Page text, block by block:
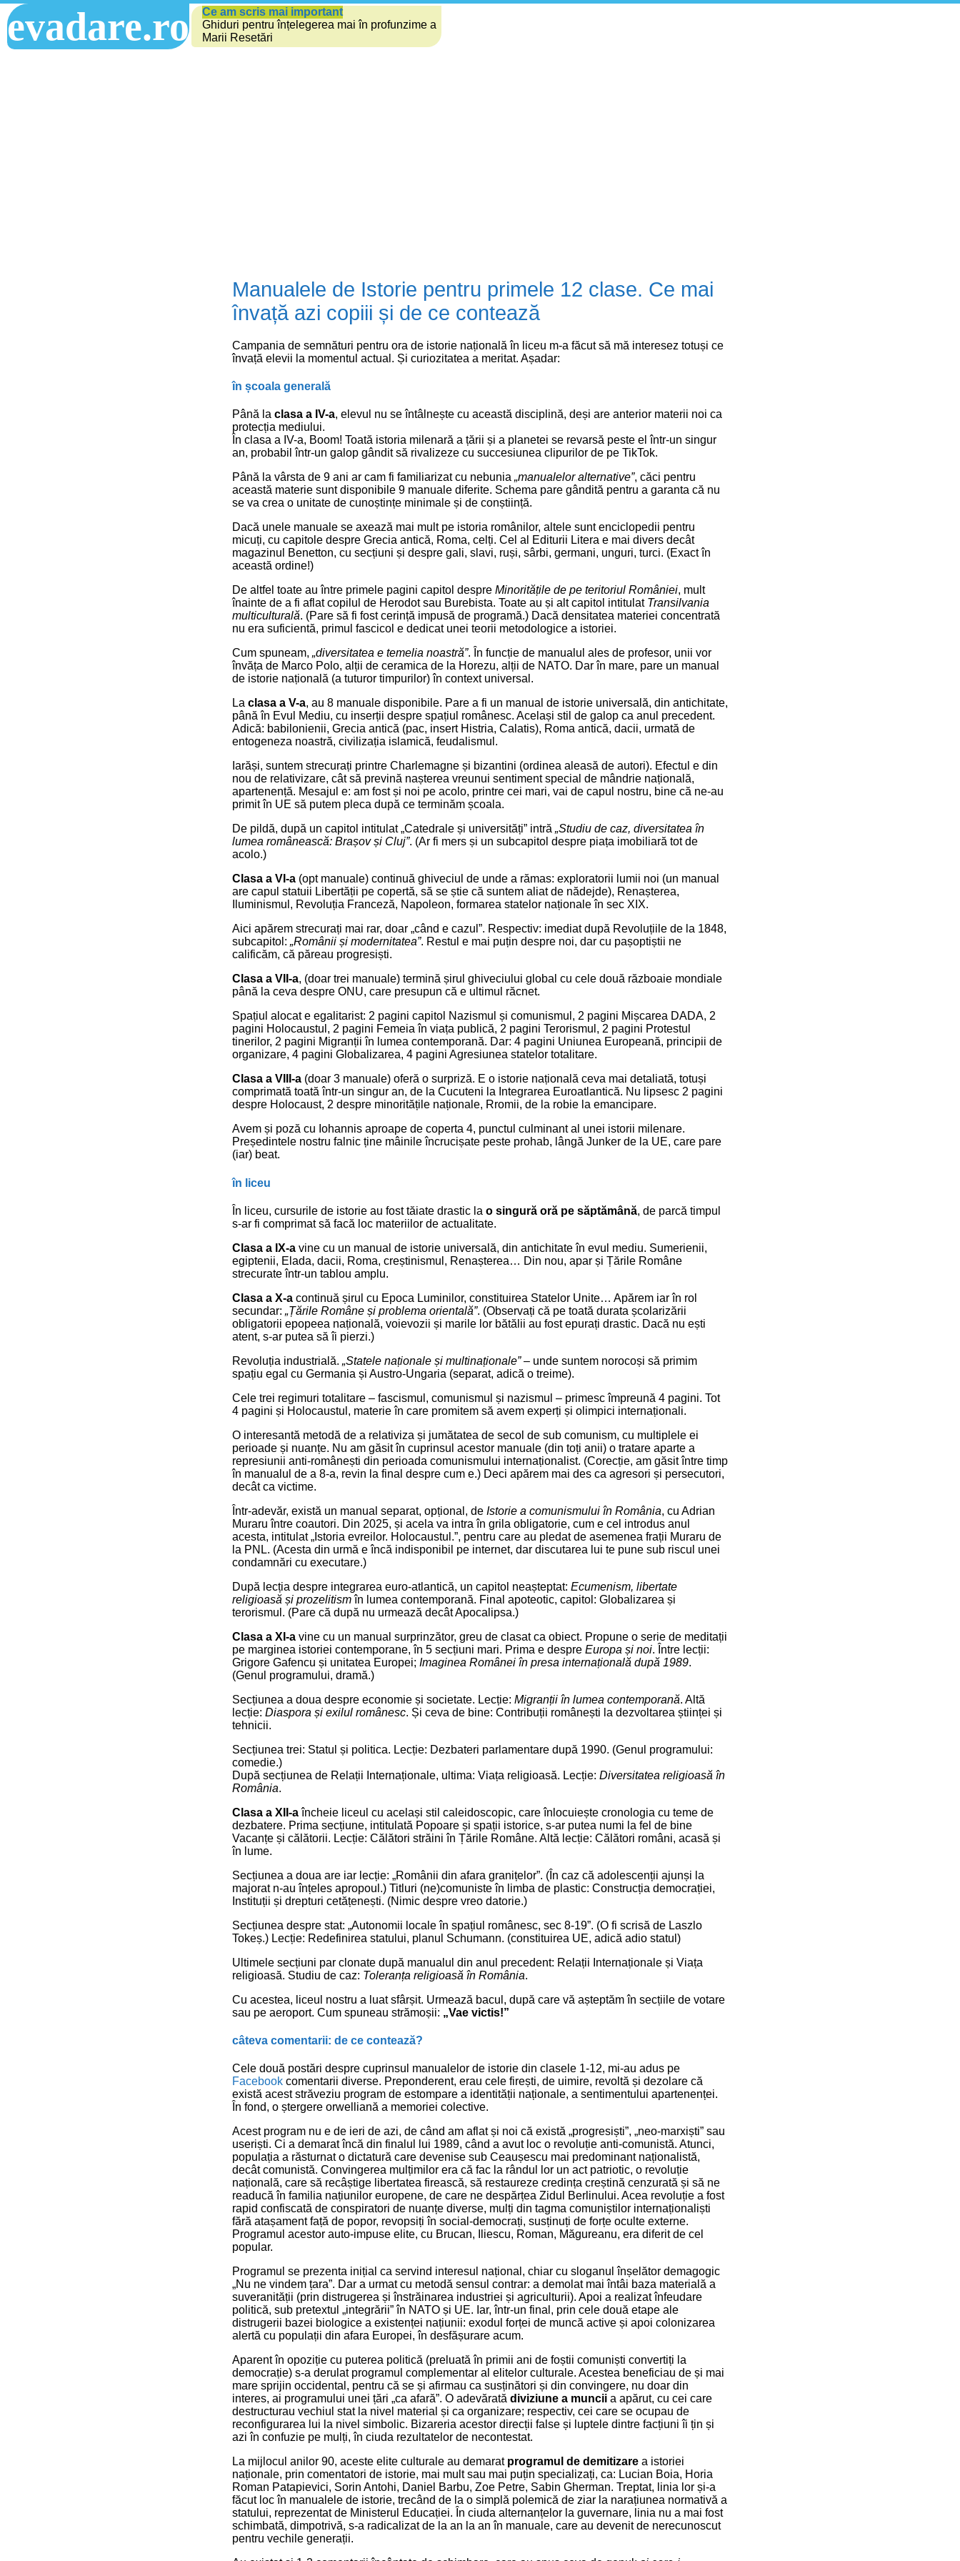
evadare.ro
Ce am scris mai important
Ghiduri pentru înțelegerea mai în profunzime a
Marii Resetări
Manualele de Istorie pentru primele 12 clase. Ce mai
învață azi copiii și de ce contează
Campania de semnături pentru ora de istorie națională în liceu m-a făcut să mă interesez totuși ce
învață elevii la momentul actual. Și curiozitatea a meritat. Așadar:
în școala generală
Până la clasa a IV-a, elevul nu se întâlnește cu această disciplină, deși are anterior materii noi ca
protecția mediului.
În clasa a IV-a, Boom! Toată istoria milenară a țării și a planetei se revarsă peste el într-un singur
an, probabil într-un galop gândit să rivalizeze cu succesiunea clipurilor de pe TikTok.
Până la vârsta de 9 ani ar cam fi familiarizat cu nebunia „manualelor alternative”, căci pentru
această materie sunt disponibile 9 manuale diferite. Schema pare gândită pentru a garanta că nu
se va crea o unitate de cunoștințe minimale și de conștiință.
Dacă unele manuale se axează mai mult pe istoria românilor, altele sunt enciclopedii pentru
micuți, cu capitole despre Grecia antică, Roma, celți. Cel al Editurii Litera e mai divers decât
magazinul Benetton, cu secțiuni și despre gali, slavi, ruși, sârbi, germani, unguri, turci. (Exact în
această ordine!)
De altfel toate au între primele pagini capitol despre Minoritățile de pe teritoriul României, mult
înainte de a fi aflat copilul de Herodot sau Burebista. Toate au și alt capitol intitulat Transilvania
multiculturală. (Pare să fi fost cerință impusă de programă.) Dacă densitatea materiei concentrată
nu era suficientă, primul fascicol e dedicat unei teorii metodologice a istoriei.
Cum spuneam, „diversitatea e temelia noastră”. În funcție de manualul ales de profesor, unii vor
învăța de Marco Polo, alții de ceramica de la Horezu, alții de NATO. Dar în mare, pare un manual
de istorie națională (a tuturor timpurilor) în context universal.
La clasa a V-a, au 8 manuale disponibile. Pare a fi un manual de istorie universală, din antichitate,
până în Evul Mediu, cu inserții despre spațiul românesc. Același stil de galop ca anul precedent.
Adică: babilonienii, Grecia antică (pac, insert Histria, Calatis), Roma antică, dacii, urmată de
entogeneza noastră, civilizația islamică, feudalismul.
Iarăși, suntem strecurați printre Charlemagne și bizantini (ordinea aleasă de autori). Efectul e din
nou de relativizare, cât să prevină nașterea vreunui sentiment special de mândrie națională,
apartenență. Mesajul e: am fost și noi pe acolo, printre cei mari, vai de capul nostru, bine că ne-au
primit în UE să putem pleca după ce terminăm școala.
De pildă, după un capitol intitulat „Catedrale și universități” intră „Studiu de caz, diversitatea în
lumea românească: Brașov și Cluj”. (Ar fi mers și un subcapitol despre piața imobiliară tot de
acolo.)
Clasa a VI-a (opt manuale) continuă ghiveciul de unde a rămas: exploratorii lumii noi (un manual
are capul statuii Libertății pe copertă, să se știe că suntem aliat de nădejde), Renașterea,
Iluminismul, Revoluția Franceză, Napoleon, formarea statelor naționale în sec XIX.
Aici apărem strecurați mai rar, doar „când e cazul”. Respectiv: imediat după Revoluțiile de la 1848,
subcapitol: „Românii și modernitatea”. Restul e mai puțin despre noi, dar cu pașoptiștii ne
calificăm, că păreau progresiști.
Clasa a VII-a, (doar trei manuale) termină șirul ghiveciului global cu cele două războaie mondiale
până la ceva despre ONU, care presupun că e ultimul răcnet.
Spațiul alocat e egalitarist: 2 pagini capitol Nazismul și comunismul, 2 pagini Mișcarea DADA, 2
pagini Holocaustul, 2 pagini Femeia în viața publică, 2 pagini Terorismul, 2 pagini Protestul
tinerilor, 2 pagini Migranții în lumea contemporană. Dar: 4 pagini Uniunea Europeană, principii de
organizare, 4 pagini Globalizarea, 4 pagini Agresiunea statelor totalitare.
Clasa a VIII-a (doar 3 manuale) oferă o surpriză. E o istorie națională ceva mai detaliată, totuși
comprimată toată într-un singur an, de la Cucuteni la Integrarea Euroatlantică. Nu lipsesc 2 pagini
despre Holocaust, 2 despre minoritățile naționale, Rromii, de la robie la emancipare.
Avem și poză cu Iohannis aproape de coperta 4, punctul culminant al unei istorii milenare.
Președintele nostru falnic ține mâinile încrucișate peste prohab, lângă Junker de la UE, care pare
(iar) beat.
în liceu
În liceu, cursurile de istorie au fost tăiate drastic la o singură oră pe săptămână, de parcă timpul
s-ar fi comprimat să facă loc materiilor de actualitate.
Clasa a IX-a vine cu un manual de istorie universală, din antichitate în evul mediu. Sumerienii,
egiptenii, Elada, dacii, Roma, creștinismul, Renașterea… Din nou, apar și Țările Române
strecurate într-un tablou amplu.
Clasa a X-a continuă șirul cu Epoca Luminilor, constituirea Statelor Unite… Apărem iar în rol
secundar: „Țările Române și problema orientală”. (Observați că pe toată durata școlarizării
obligatorii epopeea națională, voievozii și marile lor bătălii au fost epurați drastic. Dacă nu ești
atent, s-ar putea să îi pierzi.)
Revoluția industrială. „Statele naționale și multinaționale”– unde suntem norocoși să primim
spațiu egal cu Germania și Austro-Ungaria (separat, adică o treime).
Cele trei regimuri totalitare – fascismul, comunismul și nazismul – primesc împreună 4 pagini. Tot
4 pagini și Holocaustul, materie în care promitem să avem experți și olimpici internaționali.
O interesantă metodă de a relativiza și jumătatea de secol de sub comunism, cu multiplele ei
perioade și nuanțe. Nu am găsit în cuprinsul acestor manuale (din toți anii) o tratare aparte a
represiunii anti-românești din perioada comunismului internaționalist. (Corecție, am găsit între timp
în manualul de a 8-a, revin la final despre cum e.) Deci apărem mai des ca agresori și persecutori,
decât ca victime.
Într-adevăr, există un manual separat, opțional, de Istorie a comunismului în România, cu Adrian
Muraru între coautori. Din 2025, și acela va intra în grila obligatorie, cum e cel introdus anul
acesta, intitulat „Istoria evreilor. Holocaustul.”, pentru care au pledat de asemenea frații Muraru de
la PNL. (Acesta din urmă e încă indisponibil pe internet, dar discutarea lui te pune sub riscul unei
condamnări cu executare.)
După lecția despre integrarea euro-atlantică, un capitol neașteptat: Ecumenism, libertate
religioasă și prozelitismîn lumea contemporană. Final apoteotic, capitol: Globalizarea și
terorismul. (Pare că după nu urmează decât Apocalipsa.)
Clasa a XI-a vine cu un manual surprinzător, greu de clasat ca obiect. Propune o serie de meditații
pe marginea istoriei contemporane, în 5 secțiuni mari. Prima e despre Europa și noi. Între lecții:
Grigore Gafencu și unitatea Europei; Imaginea Românei în presa internațională după 1989.
(Genul programului, dramă.)
Secțiunea a doua despre economie și societate. Lecție: Migranții în lumea contemporană. Altă
lecție: Diaspora și exilul românesc. Și ceva de bine: Contribuții românești la dezvoltarea științei și
tehnicii.
Secțiunea trei: Statul și politica. Lecție: Dezbateri parlamentare după 1990. (Genul programului:
comedie.)
După secțiunea de Relații Internaționale, ultima: Viața religioasă. Lecție: Diversitatea religioasă în
România.
Clasa a XII-aîncheie liceul cu același stil caleidoscopic, care înlocuiește cronologia cu teme de
dezbatere. Prima secțiune, intitulată Popoare și spații istorice, s-ar putea numi la fel de bine
Vacanțe și călătorii. Lecție: Călători străini în Țările Române. Altă lecție: Călători români, acasă și
în lume.
Secțiunea a doua are iar lecție: „Românii din afara granițelor”. (În caz că adolescenții ajunși la
majorat n-au înțeles apropoul.) Titluri (ne)comuniste în limba de plastic: Construcția democrației,
Instituții și drepturi cetățenești. (Nimic despre vreo datorie.)
Secțiunea despre stat: „Autonomii locale în spațiul românesc, sec 8-19”. (O fi scrisă de Laszlo
Tokeș.) Lecție: Redefinirea statului, planul Schumann. (constituirea UE, adică adio statul)
Ultimele secțiuni par clonate după manualul din anul precedent: Relații Internaționale și Viața
religioasă. Studiu de caz: Toleranța religioasă în România.
Cu acestea, liceul nostru a luat sfârșit. Urmează bacul, după care vă așteptăm în secțiile de votare
sau pe aeroport. Cum spuneau strămoșii: „Vae victis!”
câteva comentarii: de ce contează?
Cele două postări despre cuprinsul manualelor de istorie din clasele 1-12, mi-au adus pe
Facebook comentarii diverse. Preponderent, erau cele firești, de uimire, revoltă și dezolare că
există acest străveziu program de estompare a identității naționale, a sentimentului apartenenței.
În fond, o ștergere orwelliană a memoriei colective.
Acest program nu e de ieri de azi, de când am aflat și noi că există „progresiști”, „neo-marxiști” sau
useriști. Ci a demarat încă din finalul lui 1989, când a avut loc o revoluție anti-comunistă. Atunci,
populația a răsturnat o dictatură care devenise sub Ceaușescu mai predominant naționalistă,
decât comunistă. Convingerea mulțimilor era că fac la rândul lor un act patriotic, o revoluție
națională, care să recâștige libertatea firească, să restaureze credința creștină cenzurată și să ne
readucă în familia națiunilor europene, de care ne despărțea Zidul Berlinului. Acea revoluție a fost
rapid confiscată de conspiratori de nuanțe diverse, mulți din tagma comuniștilor internaționaliști
fără atașament față de popor, revopsiți în social-democrați, susținuți de forțe oculte externe.
Programul acestor auto-impuse elite, cu Brucan, Iliescu, Roman, Măgureanu, era diferit de cel
popular.
Programul se prezenta inițial ca servind interesul național, chiar cu sloganul înșelător demagogic
„Nu ne vindem țara”. Dar a urmat cu metodă sensul contrar: a demolat mai întâi baza materială a
suveranității (prin distrugerea și înstrăinarea industriei și agriculturii). Apoi a realizat înfeudare
politică, sub pretextul „integrării” în NATO și UE. Iar, într-un final, prin cele două etape ale
distrugerii bazei biologice a existenței națiunii: exodul forței de muncă active și apoi colonizarea
alertă cu populații din afara Europei, în desfășurare acum.
Aparent în opoziție cu puterea politică (preluată în primii ani de foștii comuniști convertiți la
democrație) s-a derulat programul complementar al elitelor culturale. Acestea beneficiau de și mai
mare sprijin occidental, pentru că se și afirmau ca susținători și din convingere, nu doar din
interes, ai programului unei țări „ca afară”. O adevărată diviziune a muncii a apărut, cu cei care
destructurau vechiul stat la nivel material și ca organizare; respectiv, cei care se ocupau de
reconfigurarea lui la nivel simbolic. Bizareria acestor direcții false și luptele dintre facțiuni îi țin și
azi în confuzie pe mulți, în ciuda rezultatelor de necontestat.
La mijlocul anilor 90, aceste elite culturale au demarat programul de demitizare a istoriei
naționale, prin comentatori de istorie, mai mult sau mai puțin specializați, ca: Lucian Boia, Horia
Roman Patapievici, Sorin Antohi, Daniel Barbu, Zoe Petre, Sabin Gherman. Treptat, linia lor și-a
făcut loc în manualele de istorie, trecând de la o simplă polemică de ziar la narațiunea normativă a
statului, reprezentat de Ministerul Educației. În ciuda alternanțelor la guvernare, linia nu a mai fost
schimbată, dimpotrivă, s-a radicalizat de la an la an în manuale, care au devenit de nerecunoscut
pentru vechile generații.